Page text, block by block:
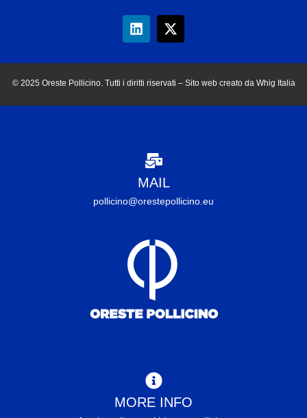
© 2025 Oreste Pollicino. Tutti i diritti riservati – Sito web creato da Whig Italia
MAIL
pollicino@orestepollicino.eu
MORE INFO